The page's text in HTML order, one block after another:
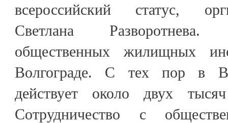
всероссийский статус,
Светлана
общественных жилищных
Волгограде. С тех пор в
действует около двух
Сотрудничество с